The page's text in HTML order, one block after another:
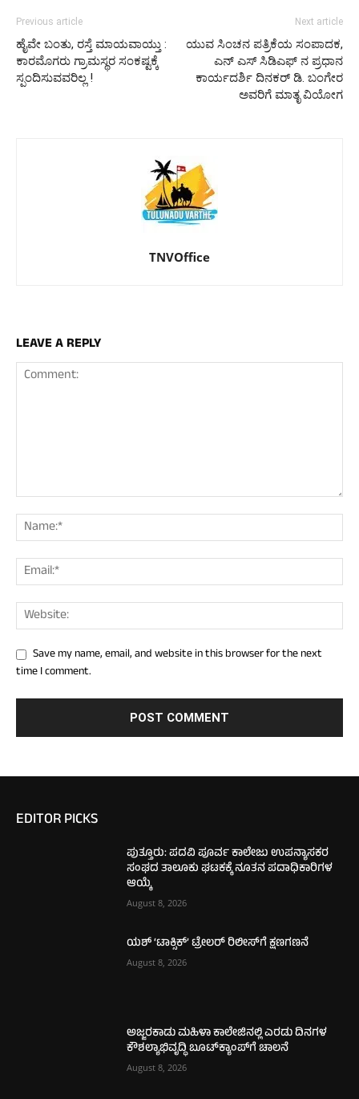
Previous article
ಹೈವೇ ಬಂತು, ರಸ್ತೆ ಮಾಯವಾಯ್ತು :
ಕಾರಮೊಗರು ಗ್ರಾಮಸ್ಥರ ಸಂಕಷ್ಟಕ್ಕೆ
ಸ್ಪಂದಿಸುವವರಿಲ್ಲ !
Next article
ಯುವ ಸಿಂಚನ ಪತ್ರಿಕೆಯ ಸಂಪಾದಕ,
ಎನ್ ಎಸ್ ಸಿಡಿಎಫ್ ನ ಪ್ರಧಾನ
ಕಾರ್ಯದರ್ಶಿ ದಿನಕರ್ ಡಿ. ಬಂಗೇರ
ಅವರಿಗೆ ಮಾತೃ ವಿಯೋಗ
TNVOffice
LEAVE A REPLY
Save my name, email, and website in this browser for the next
time I comment.
EDITOR PICKS
ಪುತ್ತೂರು: ಪದವಿ ಪೂರ್ವ ಕಾಲೇಜು ಉಪನ್ಯಾಸಕರ
ಸಂಘದ ತಾಲೂಕು ಘಟಕಕ್ಕೆ ನೂತನ ಪದಾಧಿಕಾರಿಗಳ
ಆಯ್ಕೆ
August 8, 2026
ಯಶ್ ‘ಟಾಕ್ಸಿಕ್’ ಟ್ರೇಲರ್ ರಿಲೀಸ್‌ಗೆ ಕ್ಷಣಗಣನೆ
August 8, 2026
ಅಜ್ಜರಕಾಡು ಮಹಿಳಾ ಕಾಲೇಜಿನಲ್ಲಿ ಎರಡು ದಿನಗಳ
ಕೌಶಲ್ಯಾಭಿವೃದ್ಧಿ ಬೂಟ್‌ಕ್ಯಾಂಪ್‌ಗೆ ಚಾಲನೆ
August 8, 2026